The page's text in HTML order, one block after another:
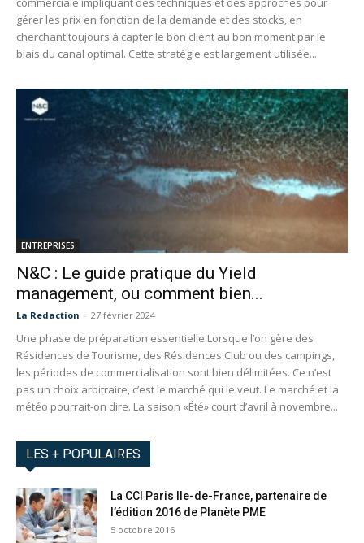
gérer les prix en fonction de la demande et des stocks, en
cherchant toujours à capter le bon client au bon moment par le
biais du canal optimal. Cette stratégie est largement utilisée...
ENTREPRISES
N&C : Le guide pratique du Yield
management, ou comment bien...
La Redaction - 27 février 2024
Une phase de préparation essentielle Lorsque l’on gère des
Résidences de Tourisme, des Résidences Club ou des campings,
les périodes de commercialisation sont bien délimitées. Ce n’est
pas un choix arbitraire, c’est le marché qui le veut. Le marché et la
météo pourrait-on dire. La saison «Été» court d’avril à novembre...
LES + POPULAIRES
La CCI Paris Ile-de-France, partenaire de
l’édition 2016 de Planète PME
5 octobre 2016